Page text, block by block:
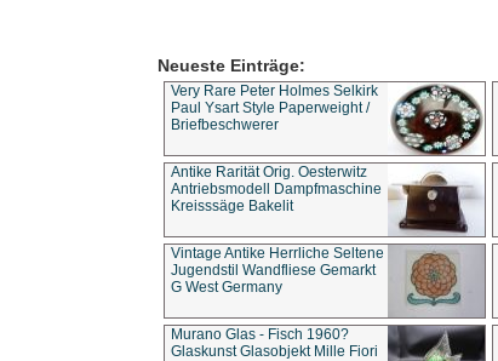
Neueste Einträge:
Very Rare Peter Holmes Selkirk
Paul Ysart Style Paperweight /
Briefbeschwerer
Antike Rarität Orig. Oesterwitz
Antriebsmodell Dampfmaschine
Kreisssäge Bakelit
Vintage Antike Herrliche Seltene
Jugendstil Wandfliese Gemarkt
G West Germany
Murano Glas - Fisch 1960?
Glaskunst Glasobjekt Mille Fiori